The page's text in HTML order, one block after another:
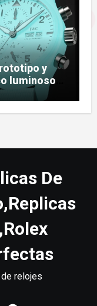
y
luminoso
De
relojes